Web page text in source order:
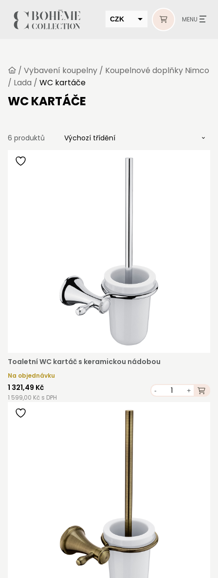
CZK
MUR
MENU
/ Vybavení koupelny / Koupelnové doplňky Nimco
/ Lada / WC kartáče
WC KARTÁČE
6 produktů
Toaletní WC kartáč s keramickou nádobou
Na objednávku
1 321,49 Kč
1 599,00 Kč s DPH
- +